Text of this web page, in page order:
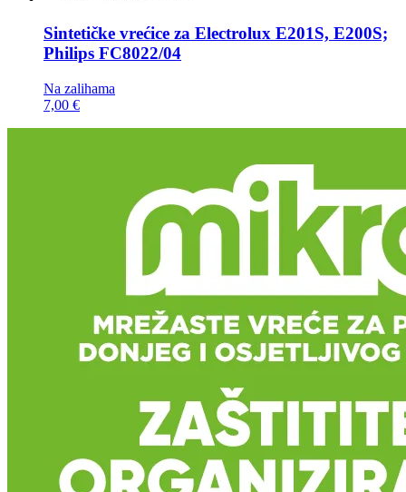
Sintetičke vrećice za Electrolux E201S, E200S;
Philips FC8022/04
Na zalihama
7,00 €